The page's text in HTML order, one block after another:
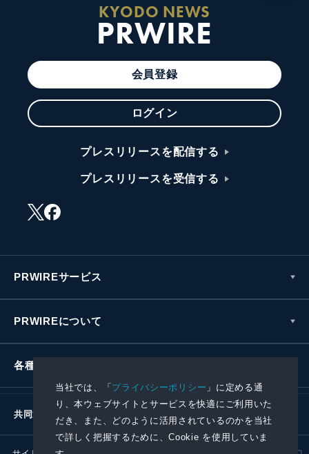
当社では、「プライバシーポリシー 」に定める通
り、本ウェブサイトとサービスを快適にご利用いた
だき、また、どのように活用されているのかを当社
で詳しく把握するために、Cookie を使用していま
KYODO NEWS
PRWIRE
会員登録
ログイン
プレスリリースを配信する
プレスリリースを受信する
PRWIREサービス
PRWIREについて
各種お問い合わせ
共同通信社グループ